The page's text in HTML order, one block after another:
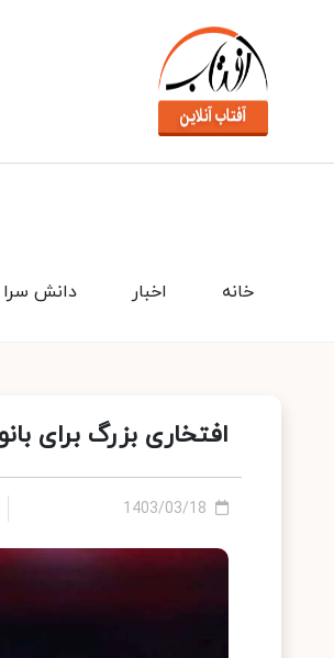
دانش سرا اخبار خانه
افتخاری بزرگ برای
1403/03/18